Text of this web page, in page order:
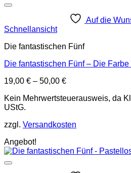
Auf die
Schnellansicht
Die fantastischen Fünf
Die fantastischen Fünf – Die
19,00 € – 50,00 €
Kein Mehrwertsteuerausweis, da
UStG.
zzgl. Versandkosten
Angebot!